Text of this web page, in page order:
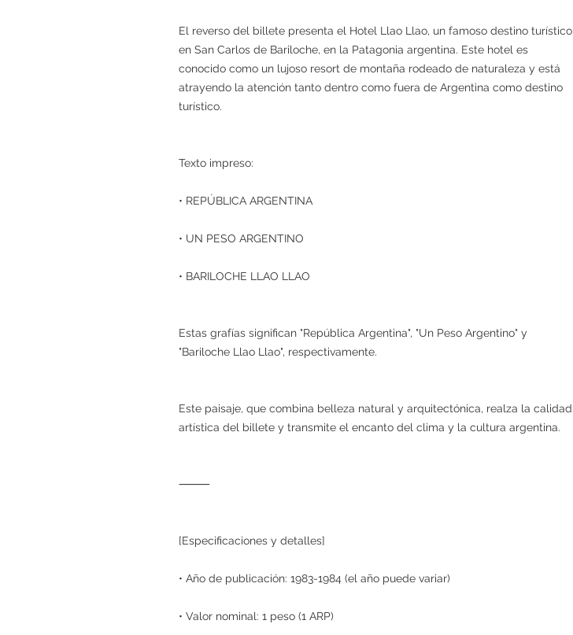
El reverso del billete presenta el Hotel Llao Llao, un famoso destino turístico
en San Carlos de Bariloche, en la Patagonia argentina. Este hotel es
conocido como un lujoso resort de montaña rodeado de naturaleza y está
atrayendo la atención tanto dentro como fuera de Argentina como destino
turístico.
Texto impreso:
• REPÚBLICA ARGENTINA
• UN PESO ARGENTINO
• BARILOCHE LLAO LLAO
Estas grafías significan "República Argentina", "Un Peso Argentino" y
"Bariloche Llao Llao", respectivamente.
Este paisaje, que combina belleza natural y arquitectónica, realza la calidad
artística del billete y transmite el encanto del clima y la cultura argentina.
⸻
[Especificaciones y detalles]
• Año de publicación: 1983-1984 (el año puede variar)
• Valor nominal: 1 peso (1 ARP)